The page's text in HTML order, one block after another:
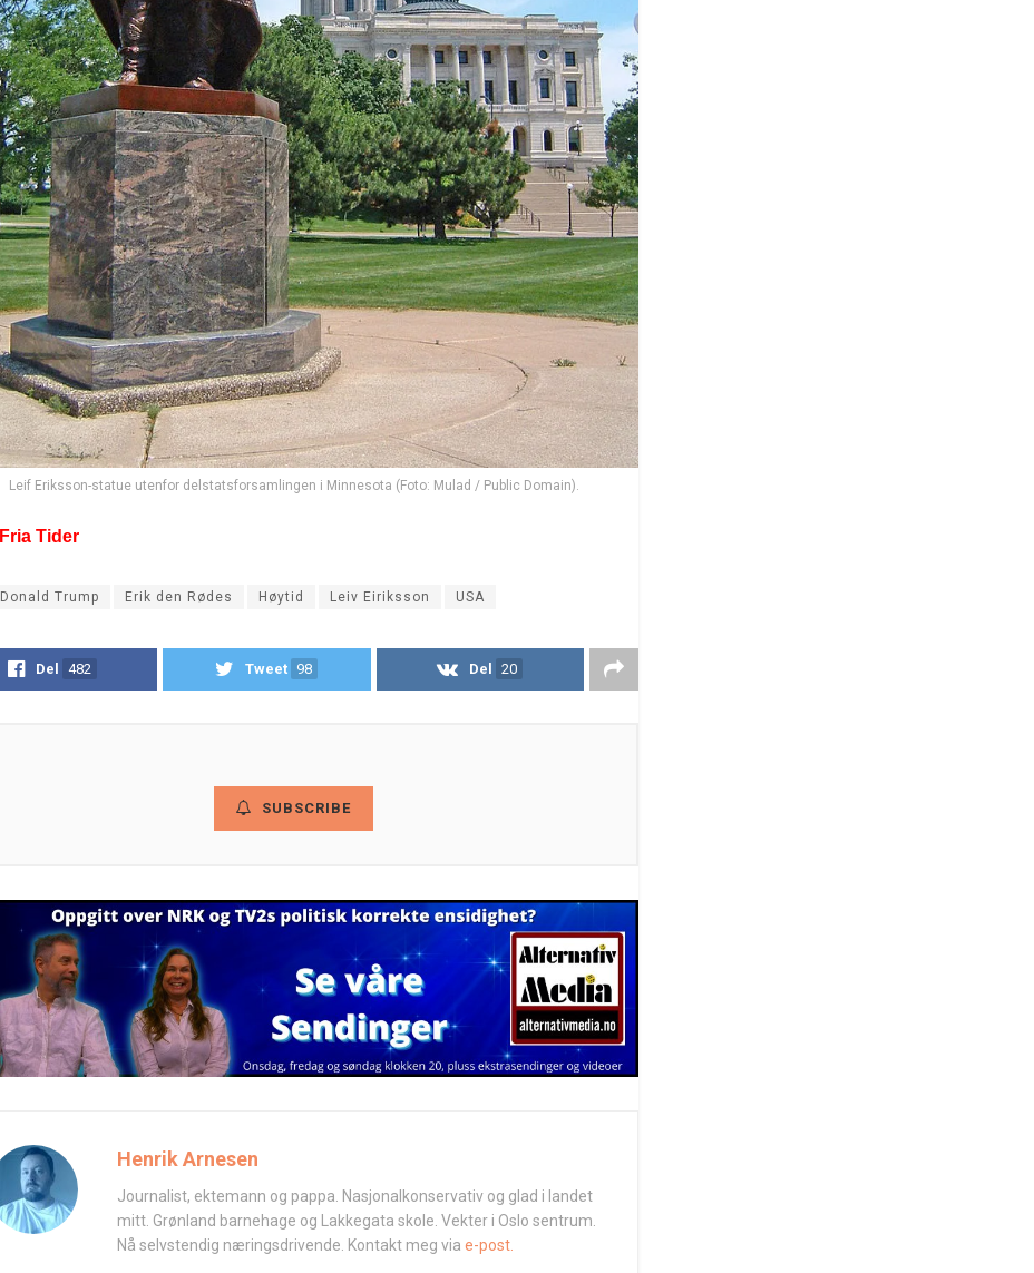
Leif Eriksson-statue utenfor delstatsforsamlingen i Minnesota (Foto: Mulad / Public Domain).
Fria Tider
Donald Trump Erik den Rødes Høytid Leiv Eiriksson USA
Del 482 Tweet 98 Del 20
SUBSCRIBE
Henrik Arnesen
Journalist, ektemann og pappa. Nasjonalkonservativ og glad i landet
mitt. Grønland barnehage og Lakkegata skole. Vekter i Oslo sentrum.
Nå selvstendig næringsdrivende. Kontakt meg via e-post.